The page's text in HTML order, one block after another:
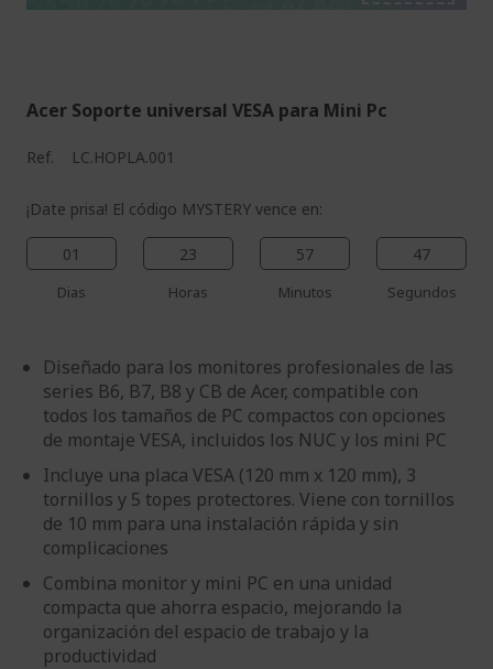
Acer Soporte universal VESA para Mini Pc
Ref. LC.HOPLA.001
¡Date prisa! El código MYSTERY vence en:
01
Dias
23
Horas
57
Minutos
46
Segundos
Diseñado para los monitores profesionales de las
series B6, B7, B8 y CB de Acer, compatible con
todos los tamaños de PC compactos con opciones
de montaje VESA, incluidos los NUC y los mini PC
Incluye una placa VESA (120 mm x 120 mm), 3
tornillos y 5 topes protectores. Viene con tornillos
de 10 mm para una instalación rápida y sin
complicaciones
Combina monitor y mini PC en una unidad
compacta que ahorra espacio, mejorando la
organización del espacio de trabajo y la
productividad